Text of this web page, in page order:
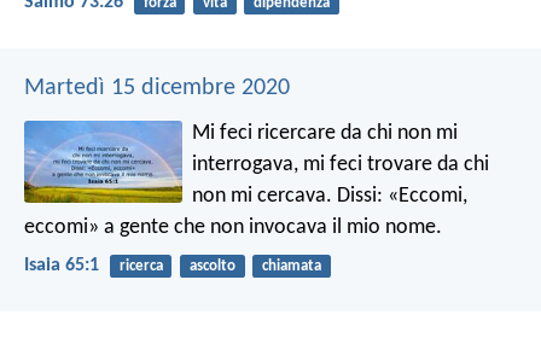
Martedì 15 dicembre 2020
Mi feci ricercare da chi non mi
interrogava, mi feci trovare da chi
non mi cercava. Dissi: «Eccomi,
eccomi» a gente che non invocava il mio nome.
Isaia 65:1 ricerca ascolto chiamata